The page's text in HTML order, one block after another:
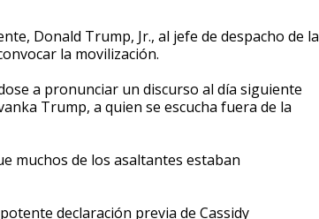
Donald Trump, Jr., al jefe de despacho de la
la movilización.
a pronunciar un discurso al día siguiente
Trump, a quien se escucha fuera de la
muchos de los asaltantes estaban
declaración previa de Cassidy